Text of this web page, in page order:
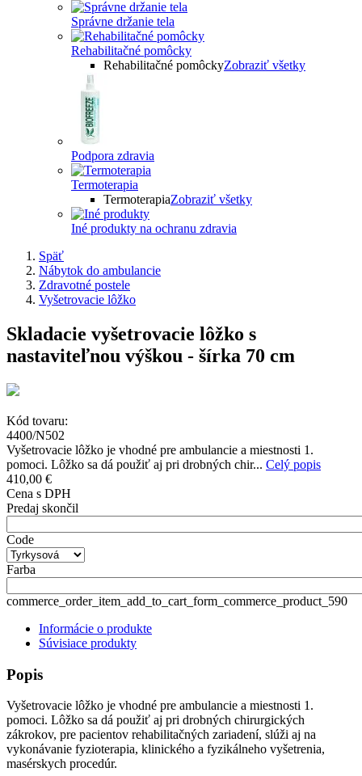
Správne držanie tela
Rehabilitačné pomôcky
Rehabilitačné pomôckyZobraziť všetky
Podpora zdravia
Termoterapia
TermoterapiaZobraziť všetky
Iné produkty na ochranu zdravia
Späť
Nábytok do ambulancie
Zdravotné postele
Vyšetrovacie lôžko
Skladacie vyšetrovacie lôžko s
nastaviteľnou výškou - šírka 70 cm
Kód tovaru:
4400/N502
Vyšetrovacie lôžko je vhodné pre ambulancie a miestnosti 1.
pomoci. Lôžko sa dá použiť aj pri drobných chir... Celý popis
410,00 €
Cena s DPH
Predaj skončil
Code
Farba
commerce_order_item_add_to_cart_form_commerce_product_590
Informácie o produkte
Súvisiace produkty
Popis
Vyšetrovacie lôžko je vhodné pre ambulancie a miestnosti 1.
pomoci. Lôžko sa dá použiť aj pri drobných chirurgických
zákrokov, pre pacientov rehabilitačných zariadení, slúži aj na
vykonávanie fyzioterapia, klinického a fyzikálneho vyšetrenia,
masérskych procedúr.